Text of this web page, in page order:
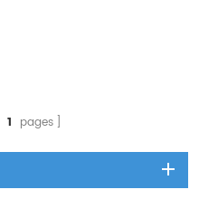
1 pages